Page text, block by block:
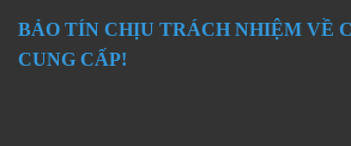
BẢO TÍN CHỊU TRÁCH NHIỆM VỀ
CUNG CẤP!